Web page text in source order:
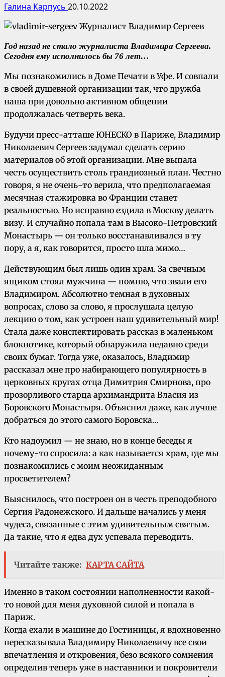
Галина Карпусь 20.10.2022
Год назад не стало журналиста Владимира Сергеева.
Сегодня ему исполнилось бы 76 лет…
Мы познакомились в Доме Печати в Уфе. И совпали
в своей душевной организации так, что дружба
наша при довольно активном общении
продолжалась четверть века.
Будучи пресс-атташе ЮНЕСКО в Париже, Владимир
Николаевич Сергеев задумал сделать серию
материалов об этой организации. Мне выпала
честь осуществить столь грандиозный план. Честно
говоря, я не очень-то верила, что предполагаемая
месячная стажировка во Франции станет
реальностью. Но исправно ездила в Москву делать
визу. И случайно попала там в Высоко-Петровский
Монастырь — он только восстанавливался в ту
пору, а я, как говорится, просто шла мимо…
Действующим был лишь один храм. За свечным
ящиком стоял мужчина — помню, что звали его
Владимиром. Абсолютно темная в духовных
вопросах, слово за слово, я прослушала целую
лекцию о том, как устроен наш удивительный мир!
Стала даже конспектировать рассказ в маленьком
блокнотике, который обнаружила недавно среди
своих бумаг. Тогда уже, оказалось, Владимир
рассказал мне про набирающего популярность в
церковных кругах отца Димитрия Смирнова, про
прозорливого старца архимандрита Власия из
Боровского Монастыря. Объяснил даже, как лучше
добраться до этого самого Боровска…
Кто надоумил — не знаю, но в конце беседы я
почему-то спросила: а как называется храм, где мы
познакомились с моим неожиданным
просветителем?
Выяснилось, что построен он в честь преподобного
Сергия Радонежского. И дальше начались у меня
чудеса, связанные с этим удивительным святым.
Да такие, что я едва дух успевала переводить.
Читайте также: КАРТА САЙТА
Именно в таком состоянии наполненности какой-
то новой для меня духовной силой и попала в
Париж.
Когда ехали в машине до Гостиницы, я вдохновенно
пересказывала Владимиру Николаевичу все свои
впечатления и откровения, безо всякого сомнения
определив теперь уже в наставники и покровители